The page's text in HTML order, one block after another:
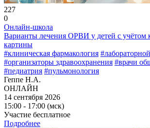
227
0
Онлайн-школа
Варианты лечения ОРВИ у детей с учётом
картины
#клиническая фармакология
#организаторы здравоохранения #врачи
#педиатрия #пульмонология
Геппе Н.А.
ОНЛАЙН
14 сентября 2026
15:00 - 17:00 (мск)
Участие бесплатное
Подробнее